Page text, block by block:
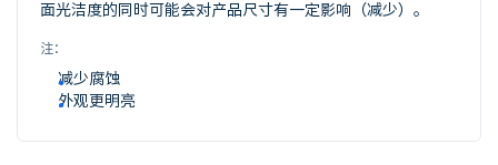
面光洁度的同时可能会对产品尺寸有一定影响（减少）。
注：
减少腐蚀
外观更明亮